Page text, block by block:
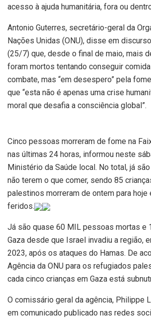
acesso à ajuda humanitária, fora ou
Antonio Guterres, secretário-geral da
Nações Unidas (ONU), disse em
(25/7) que, desde o final de maio, mais
foram mortos tentando conseguir
combate, mas “em desespero” pela
que “esta não é apenas uma crise
moral que desafia a consciência global”.
Cinco pessoas morreram de fome na
nas últimas 24 horas, informou neste
Ministério da Saúde local. No total, já
não terem o que comer, sendo 85
palestinos morreram de ontem para hoje
feridos.
Já são quase 60 MIL pessoas mortas e
Gaza desde que Israel invadiu a região,
2023, após os ataques do Hamas. De
Agência da ONU para os refugiados
cada cinco crianças em Gaza está
O comissário geral da agência, Philippe
em comunicado publicado nas redes